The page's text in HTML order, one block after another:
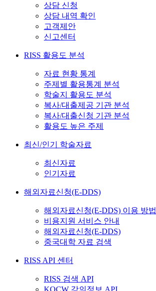
상담 신청
상담 내역 확인
고객제안
신고센터
RISS 활용도 분석
자료 현황 통계
주제별 활용통계 분석
학술지 활용도 분석
복사/대출제공 기관 분석
복사/대출신청 기관 분석
활용도 높은 주제
최신/인기 학술자료
최신자료
인기자료
해외자료신청(E-DDS)
해외자료신청(E-DDS) 이용 방법
비용지원 서비스 안내
해외자료신청(E-DDS)
중국대학 자료 검색
RISS API 센터
RISS 검색 API
KOCW 강의정보 API